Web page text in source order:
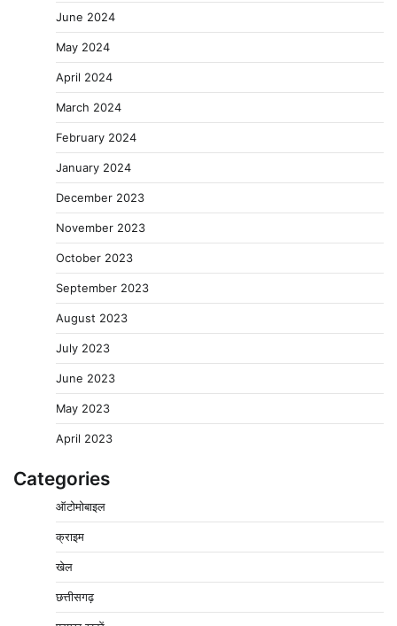
June 2024
May 2024
April 2024
March 2024
February 2024
January 2024
December 2023
November 2023
October 2023
September 2023
August 2023
July 2023
June 2023
May 2023
April 2023
Categories
ऑटोमोबाइल
क्राइम
खेल
छत्तीसगढ़